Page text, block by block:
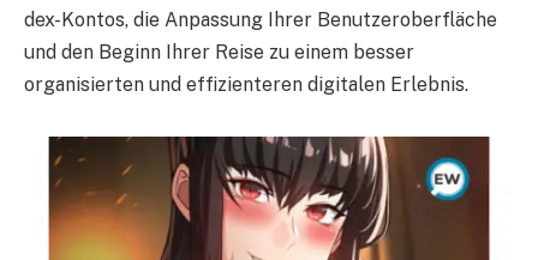
dex-Kontos, die Anpassung Ihrer Benutzeroberfläche
und den Beginn Ihrer Reise zu einem besser
organisierten und effizienteren digitalen Erlebnis.